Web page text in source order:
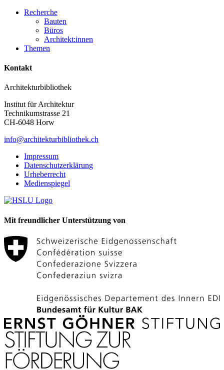
Recherche
Bauten
Büros
Architekt:innen
Themen
Kontakt
Architekturbibliothek
Institut für Architektur
Technikumstrasse 21
CH-6048 Horw
info@architekturbibliothek.ch
Impressum
Datenschutzerklärung
Urheberrecht
Medienspiegel
Mit freundlicher Unterstützung von